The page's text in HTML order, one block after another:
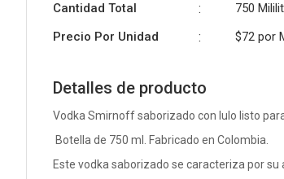
Cantidad Total
:
750
Precio Por Unidad
: $72 por
Detalles de producto
Vodka Smirnoff saborizado con lulo listo
Botella de 750 ml. Fabricado en Colombia.
Este vodka saborizado se caracteriza por su